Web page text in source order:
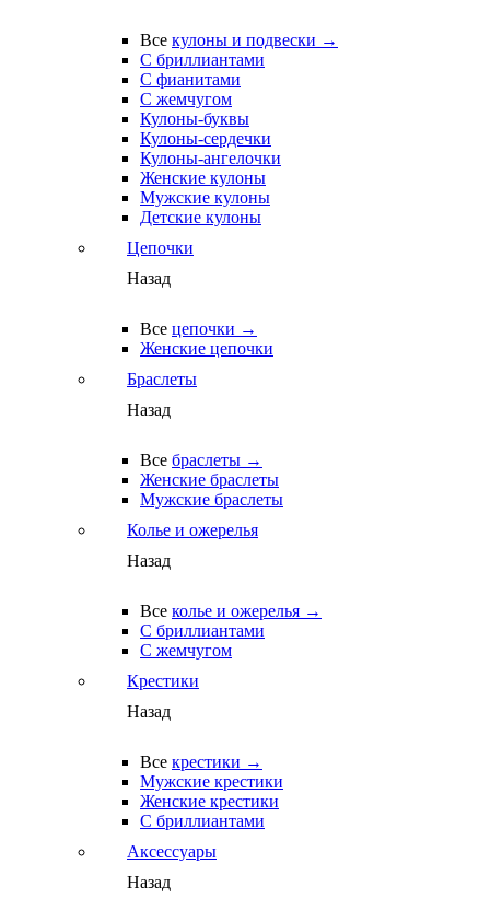
Все кулоны и подвески →
С бриллиантами
С фианитами
С жемчугом
Кулоны-буквы
Кулоны-сердечки
Кулоны-ангелочки
Женские кулоны
Мужские кулоны
Детские кулоны
Цепочки
Назад
Все цепочки →
Женские цепочки
Браслеты
Назад
Все браслеты →
Женские браслеты
Мужские браслеты
Колье и ожерелья
Назад
Все колье и ожерелья →
С бриллиантами
С жемчугом
Крестики
Назад
Все крестики →
Мужские крестики
Женские крестики
С бриллиантами
Аксессуары
Назад